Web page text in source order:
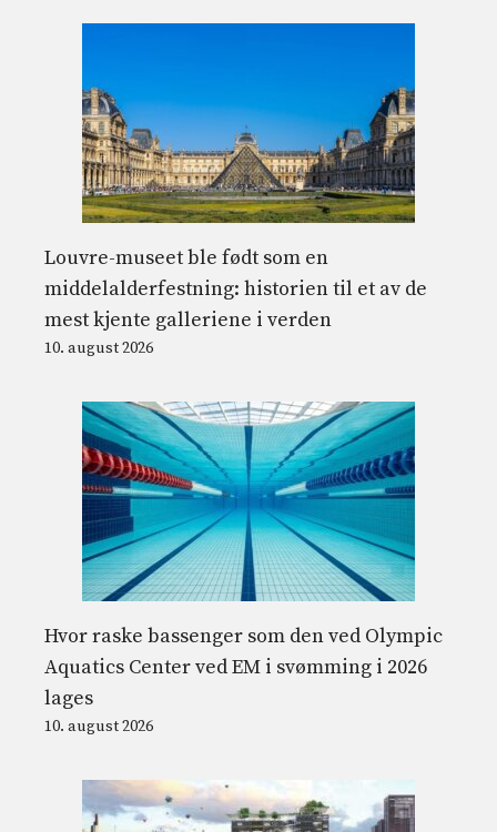
Louvre-museet ble født som en
middelalderfestning: historien til et av de
mest kjente galleriene i verden
10. august 2026
Hvor raske bassenger som den ved Olympic
Aquatics Center ved EM i svømming i 2026
lages
10. august 2026